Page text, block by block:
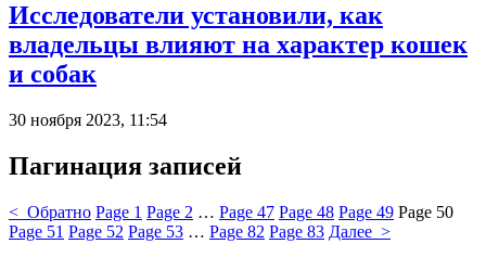
Исследователи установили, как
владельцы влияют на характер кошек
и собак
30 ноября 2023, 11:54
Пагинация записей
< Обратно Page 1 Page 2 … Page 47 Page 48 Page 49 Page 50
Page 51 Page 52 Page 53 … Page 82 Page 83 Далее >